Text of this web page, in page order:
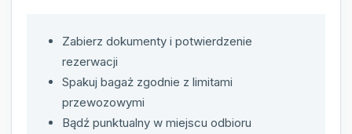
Zabierz dokumenty i potwierdzenie
rezerwacji
Spakuj bagaż zgodnie z limitami
przewozowymi
Bądź punktualny w miejscu odbioru